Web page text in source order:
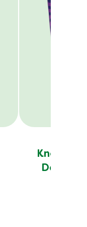
Knorr
Döner